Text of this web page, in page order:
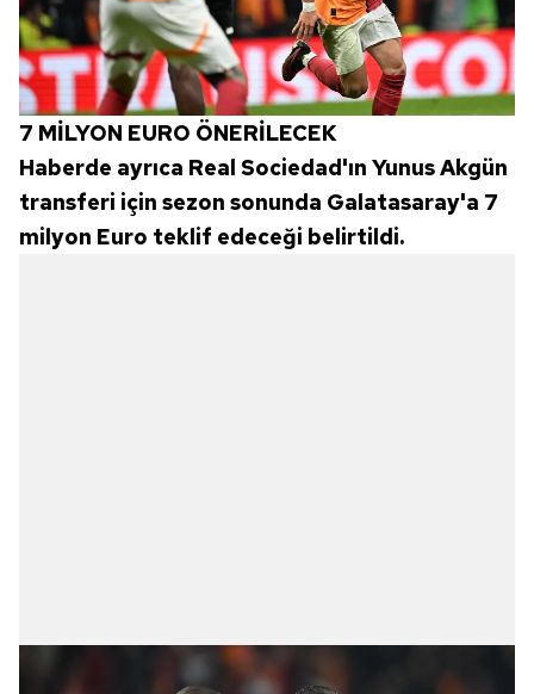
7 MİLYON EURO ÖNERİLECEK
Haberde ayrıca Real Sociedad'ın Yunus Akgün
transferi için sezon sonunda Galatasaray'a 7
milyon Euro teklif edeceği belirtildi.